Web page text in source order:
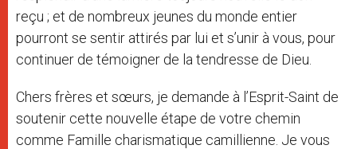
reçu ; et de nombreux jeunes du monde entier
pourront se sentir attirés par lui et s’unir à vous, pour
continuer de témoigner de la tendresse de Dieu.
Chers frères et sœurs, je demande à l’Esprit-Saint de
soutenir cette nouvelle étape de votre chemin
comme Famille charismatique camillienne. Je vous